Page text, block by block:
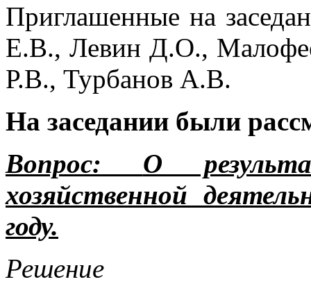
Приглашенные на
Е.В., Левин Д.О.,
Р.В., Турбанов А.В.
На заседании были
Вопрос:
О
хозяйственной
году.
Решение